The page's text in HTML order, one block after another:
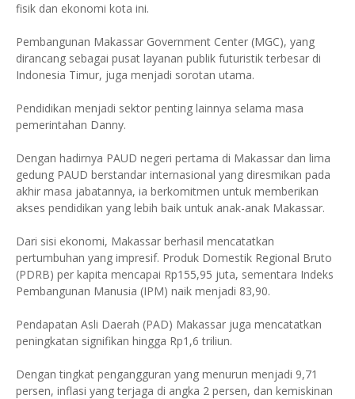
fisik dan ekonomi kota ini.
Pembangunan Makassar Government Center (MGC), yang
dirancang sebagai pusat layanan publik futuristik terbesar di
Indonesia Timur, juga menjadi sorotan utama.
Pendidikan menjadi sektor penting lainnya selama masa
pemerintahan Danny.
Dengan hadirnya PAUD negeri pertama di Makassar dan lima
gedung PAUD berstandar internasional yang diresmikan pada
akhir masa jabatannya, ia berkomitmen untuk memberikan
akses pendidikan yang lebih baik untuk anak-anak Makassar.
Dari sisi ekonomi, Makassar berhasil mencatatkan
pertumbuhan yang impresif. Produk Domestik Regional Bruto
(PDRB) per kapita mencapai Rp155,95 juta, sementara Indeks
Pembangunan Manusia (IPM) naik menjadi 83,90.
Pendapatan Asli Daerah (PAD) Makassar juga mencatatkan
peningkatan signifikan hingga Rp1,6 triliun.
Dengan tingkat pengangguran yang menurun menjadi 9,71
persen, inflasi yang terjaga di angka 2 persen, dan kemiskinan